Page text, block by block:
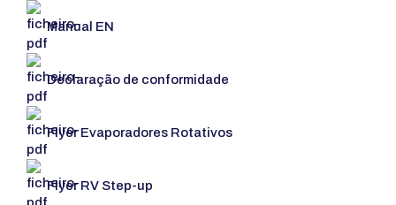
Manual EN
Declaração de conformidade
Flyer Evaporadores Rotativos
Flyer RV Step-up